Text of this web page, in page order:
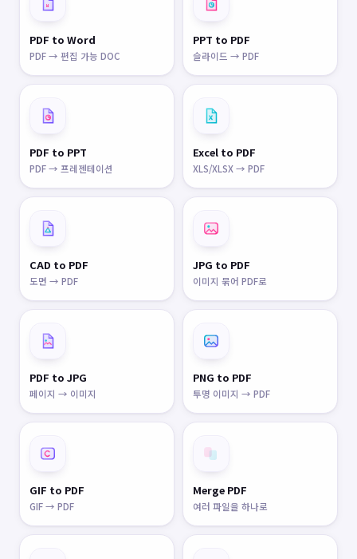
W
PDF to Word
PDF → 편집 가능 DOC
PPT to PDF
슬라이드 → PDF
PDF to PPT
PDF → 프레젠테이션
Excel to PDF
XLS/XLSX → PDF
CAD to PDF
도면 → PDF
JPG to PDF
이미지 묶어 PDF로
PDF to JPG
페이지 → 이미지
PNG to PDF
투명 이미지 → PDF
GIF to PDF
GIF → PDF
Merge PDF
여러 파일을 하나로